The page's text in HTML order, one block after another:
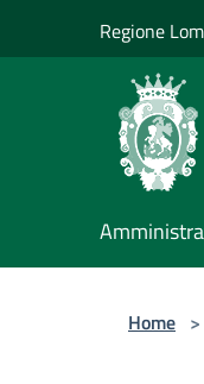
Regione
Home >